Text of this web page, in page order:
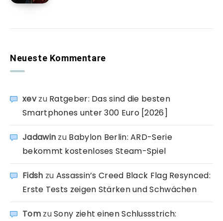
Neueste Kommentare
xevzu Ratgeber: Das sind die besten
Smartphones unter 300 Euro [2026]
Jadawin zu Babylon Berlin: ARD-Serie
bekommt kostenloses Steam-Spiel
Fidsh zu Assassin’s Creed Black Flag Resynced:
Erste Tests zeigen Stärken und Schwächen
TomzuSony zieht einen Schlussstrich: